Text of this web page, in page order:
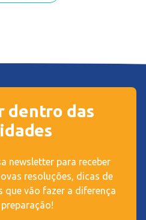
dentro das
newsletter para receber
resoluções, dicas de
que vão fazer a diferença